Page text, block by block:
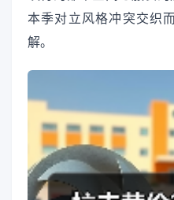
本季对立风格冲突交织
解。